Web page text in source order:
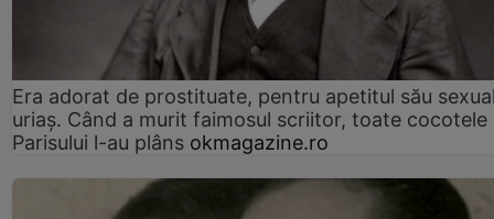
Era adorat de prostituate, pentru apetitul său
uriaș. Când a murit faimosul scriitor, toate cocotele
Parisului l-au plâns okmagazine.ro